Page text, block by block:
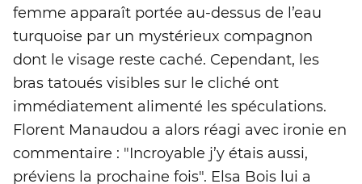
femme apparaît portée au-dessus de l’eau
turquoise par un mystérieux compagnon
dont le visage reste caché. Cependant, les
bras tatoués visibles sur le cliché ont
immédiatement alimenté les spéculations.
Florent Manaudou a alors réagi avec ironie en
commentaire : "Incroyable j’y étais aussi,
préviens la prochaine fois". Elsa Bois lui a